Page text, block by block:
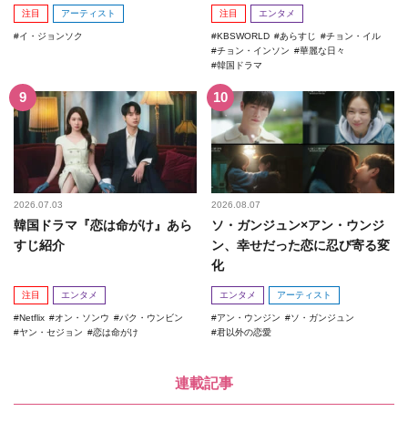
注目 アーティスト
イ・ジョンソク
注目 エンタメ
KBSWORLD あらすじ
チョン・イル
チョン・インソン
華麗な日々
韓国ドラマ
2026.07.03
韓国ドラマ『恋は命がけ』あら
すじ紹介
注目 エンタメ
Netflix オン・ソンウ
パク・ウンビン
ヤン・セジョン
恋は命がけ
2026.08.07
ソ・ガンジュン×アン・ウンジ
ン、幸せだった恋に忍び寄る変
化
エンタメ アーティスト
アン・ウンジン
ソ・ガンジュン
君以外の恋愛
連載記事